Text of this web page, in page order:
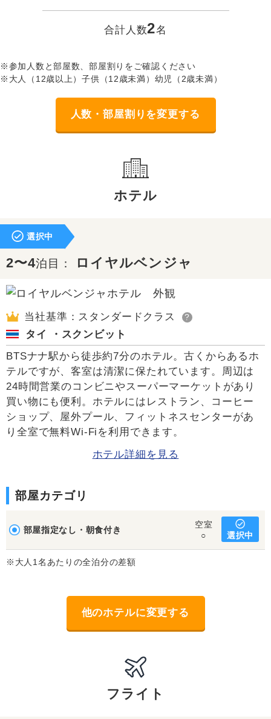
合計人数2名
※参加人数と部屋数、部屋割りをご確認ください
※大人（12歳以上）子供（12歳未満）幼児（2歳未満）
人数・部屋割りを変更する
ホテル
選択中
2〜4泊目： ロイヤルベンジャ
当社基準：スタンダードクラス ?
タイ ・スクンビット
BTSナナ駅から徒歩約7分のホテル。古くからあるホ
テルですが、客室は清潔に保たれています。周辺は
24時間営業のコンビニやスーパーマーケットがあり
買い物にも便利。ホテルにはレストラン、コーヒー
ショップ、屋外プール、フィットネスセンターがあ
り全室で無料Wi-Fiを利用できます。
ホテル詳細を見る
部屋カテゴリ
部屋指定なし・朝食付き
空室
○
選択中
※大人1名あたりの全泊分の差額
他のホテルに変更する
フライト